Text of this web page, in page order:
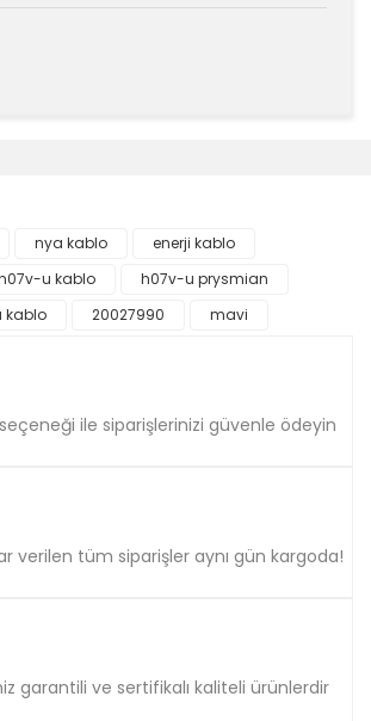
kalitesiz, bozuk veya görüntülenemiyor.
eksik bilgiler bulunuyor.
hatalar bulunuyor.
nya kablo
enerji kablo
u kablo
h07v-u prysmian
kablo
20027990 mavi
ile siparişlerinizi güvenle ödeyin
verilen tüm siparişler aynı gün kargoda!
garantili ve sertifikalı kaliteli ürünlerdir